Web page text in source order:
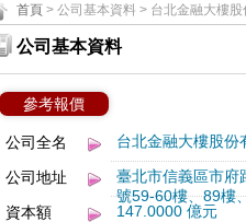
首頁> 公司基本資料 > 台北金融大樓
公司基本資料
參考報價
公司全名 台北金融大樓股份
公司地址
臺北市信義區市府
號59-60樓、89樓
資本額
147.0000 億元